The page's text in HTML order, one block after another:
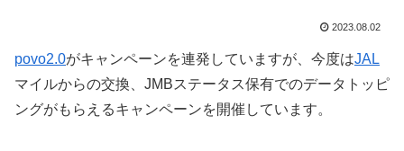
2023.08.02
povo2.0がキャンペーンを連発していますが、今度はJAL
マイルからの交換、JMBステータス保有でのデータトッピ
ングがもらえるキャンペーンを開催しています。